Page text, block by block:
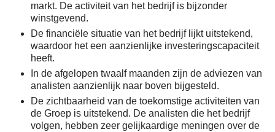
markt. De activiteit van het bedrijf is bijzonder
winstgevend.
De financiële situatie van het bedrijf lijkt uitstekend,
waardoor het een aanzienlijke investeringscapaciteit
heeft.
In de afgelopen twaalf maanden zijn de adviezen van
analisten aanzienlijk naar boven bijgesteld.
De zichtbaarheid van de toekomstige activiteiten van
de Groep is uitstekend. De analisten die het bedrijf
volgen, hebben zeer gelijkaardige meningen over de